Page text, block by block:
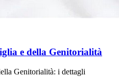
e della Genitorialità
Genitorialità: i dettagli